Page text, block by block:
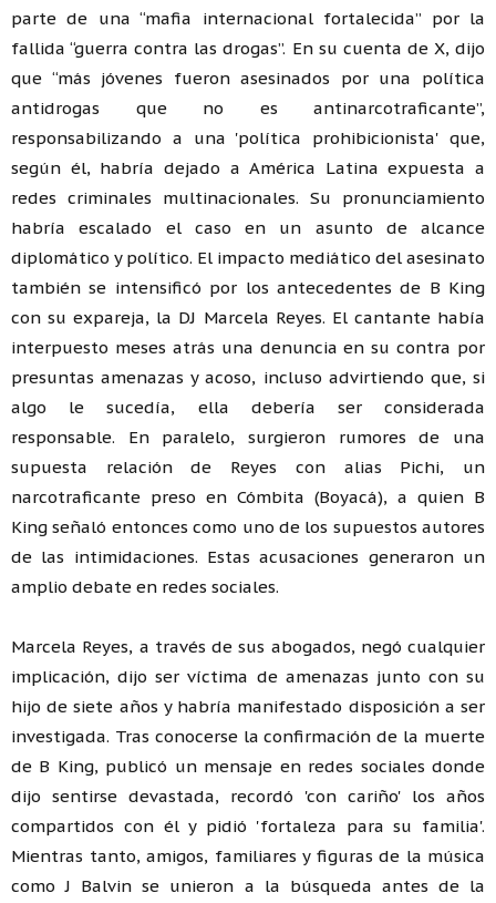
parte de una “mafia internacional fortalecida” por la
fallida “guerra contra las drogas”. En su cuenta de X, dijo
que “más jóvenes fueron asesinados por una política
antidrogas que no es antinarcotraficante”,
responsabilizando a una 'política prohibicionista' que,
según él, habría dejado a América Latina expuesta a
redes criminales multinacionales. Su pronunciamiento
habría escalado el caso en un asunto de alcance
diplomático y político. El impacto mediático del asesinato
también se intensificó por los antecedentes de B King
con su expareja, la DJ Marcela Reyes. El cantante había
interpuesto meses atrás una denuncia en su contra por
presuntas amenazas y acoso, incluso advirtiendo que, si
algo le sucedía, ella debería ser considerada
responsable. En paralelo, surgieron rumores de una
supuesta relación de Reyes con alias Pichi, un
narcotraficante preso en Cómbita (Boyacá), a quien B
King señaló entonces como uno de los supuestos autores
de las intimidaciones. Estas acusaciones generaron un
amplio debate en redes sociales.
Marcela Reyes, a través de sus abogados, negó cualquier
implicación, dijo ser víctima de amenazas junto con su
hijo de siete años y habría manifestado disposición a ser
investigada. Tras conocerse la confirmación de la muerte
de B King, publicó un mensaje en redes sociales donde
dijo sentirse devastada, recordó 'con cariño' los años
compartidos con él y pidió 'fortaleza para su familia'.
Mientras tanto, amigos, familiares y figuras de la música
como J Balvin se unieron a la búsqueda antes de la